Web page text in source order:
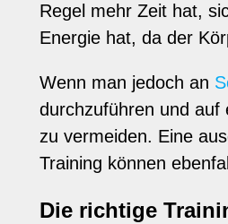
Regel mehr Zeit hat,
Energie hat, da der
Wenn man jedoch an
durchzuführen und auf
zu vermeiden. Eine
Training können
Die richtige